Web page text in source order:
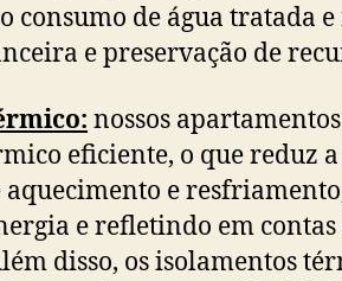
consumo de água tratada
e preservação de
nossos
eficiente, o que reduz a
aquecimento e
e refletindo em
disso, os isolamentos